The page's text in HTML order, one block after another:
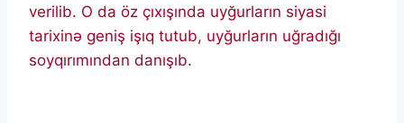
verilib. O da öz çıxışında uyğurların siyasi
tarixinə geniş işıq tutub, uyğurların uğradığı
soyqırımından danışıb.